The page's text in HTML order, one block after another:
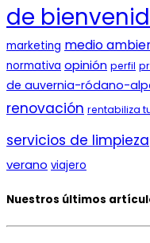
de
marketing medio
normativa opinión perfil
de auvernia-ródano-
renovación rentabiliza
servicios de limpieza
verano viajero
Nuestros últimos